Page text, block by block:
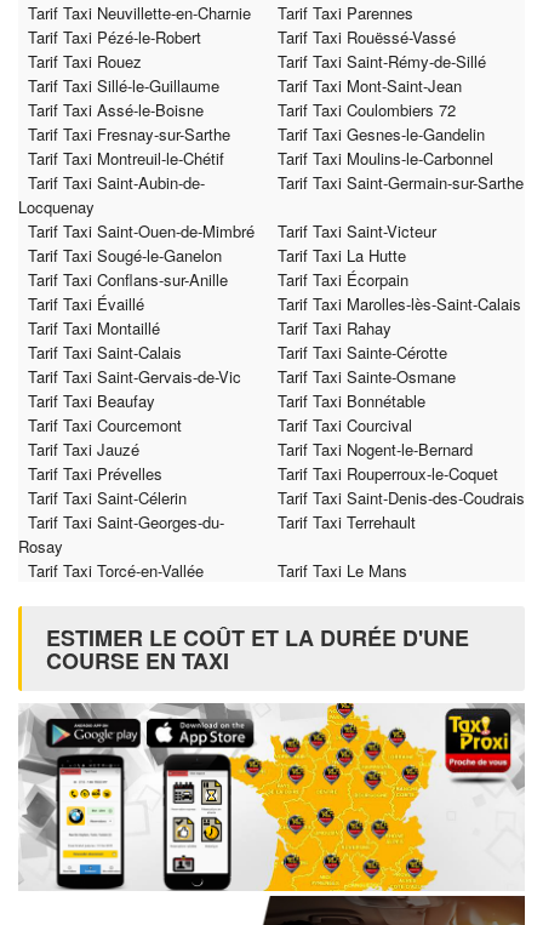
Tarif Taxi Neuvillette-en-Charnie
Tarif Taxi Parennes
Tarif Taxi Pézé-le-Robert
Tarif Taxi Rouëssé-Vassé
Tarif Taxi Rouez
Tarif Taxi Saint-Rémy-de-Sillé
Tarif Taxi Sillé-le-Guillaume
Tarif Taxi Mont-Saint-Jean
Tarif Taxi Assé-le-Boisne
Tarif Taxi Coulombiers 72
Tarif Taxi Fresnay-sur-Sarthe
Tarif Taxi Gesnes-le-Gandelin
Tarif Taxi Montreuil-le-Chétif
Tarif Taxi Moulins-le-Carbonnel
Tarif Taxi Saint-Aubin-de-
Locquenay
Tarif Taxi Saint-Germain-sur-Sarthe
Tarif Taxi Saint-Ouen-de-Mimbré
Tarif Taxi Saint-Victeur
Tarif Taxi Sougé-le-Ganelon
Tarif Taxi La Hutte
Tarif Taxi Conflans-sur-Anille
Tarif Taxi Écorpain
Tarif Taxi Évaillé
Tarif Taxi Marolles-lès-Saint-Calais
Tarif Taxi Montaillé
Tarif Taxi Rahay
Tarif Taxi Saint-Calais
Tarif Taxi Sainte-Cérotte
Tarif Taxi Saint-Gervais-de-Vic
Tarif Taxi Sainte-Osmane
Tarif Taxi Beaufay
Tarif Taxi Bonnétable
Tarif Taxi Courcemont
Tarif Taxi Courcival
Tarif Taxi Jauzé
Tarif Taxi Nogent-le-Bernard
Tarif Taxi Prévelles
Tarif Taxi Rouperroux-le-Coquet
Tarif Taxi Saint-Célerin
Tarif Taxi Saint-Denis-des-Coudrais
Tarif Taxi Saint-Georges-du-
Rosay
Tarif Taxi Terrehault
Tarif Taxi Torcé-en-Vallée Tarif Taxi Le Mans
ESTIMER LE COÛT ET LA DURÉE D'UNE
COURSE EN TAXI